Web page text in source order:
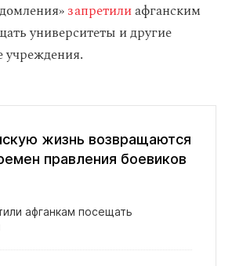
запретилиафганским
университеты и другие
учреждения.
жизнь возвращаются
правления боевиков
афганкам посещать